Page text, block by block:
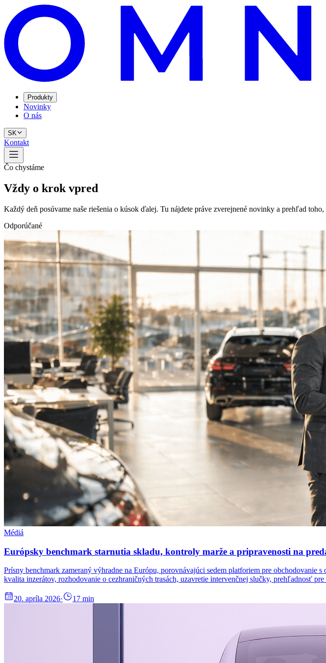
Produkty
Novinky
O nás
SK
Kontakt
Čo chystáme
Vždy o krok vpred
Každý deň posúvame naše riešenia o kúsok ďalej. Tu nájdete práve zverejnené novinky a prehľad toho,
Odporúčané
Médiá
Európsky benchmark starnutia skladu, kontroly marže a pripravenosti na
Prísny benchmark zameraný výhradne na Európu, porovnávajúci sedem platforiem pre
kvalita inzerátov, rozhodovanie o cezhraničných trasách, uzavretie intervenčnej slučky, prehľadnosť
20. apríla 2026· 17 min